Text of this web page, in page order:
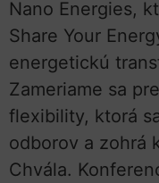
Nano Energies,
Share Your
energetickú
Zameriame sa
flexibility, ktorá
odborov a zohrá
Chvála.